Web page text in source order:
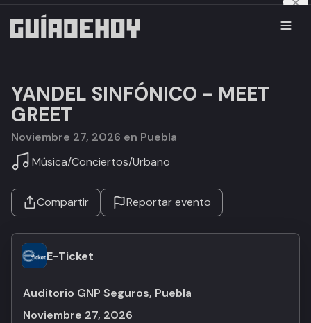
YANDEL SINFÓNICO - MEET
GREET
noviembre 27, 2026 en Puebla
Música/Conciertos/Urbano
Compartir Reportar evento
E-Ticket
Auditorio GNP Seguros, Puebla
noviembre 27, 2026